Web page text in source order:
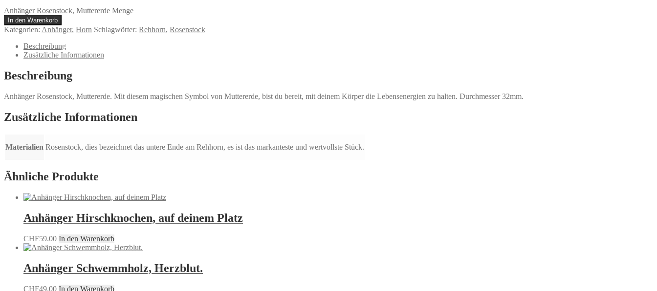
Anhänger Rosenstock, Muttererde Menge
In den Warenkorb
Kategorien: Anhänger, Horn Schlagwörter: Rehhorn, Rosenstock
Beschreibung
Zusätzliche Informationen
Beschreibung
Anhänger Rosenstock, Muttererde. Mit diesem magischen Symbol von Muttererde, bist du bereit, mit deinem Körper die Lebensenergien zu halten. Durchmesser 32mm.
Zusätzliche Informationen
Materialien Rosenstock, dies bezeichnet das untere Ende am Rehhorn, es ist das markanteste und wertvollste Stück.
Ähnliche Produkte
Anhänger Hirschknochen, auf deinem Platz
CHF59.00 In den Warenkorb
Anhänger Schwemmholz, Herzblut.
CHF49.00 In den Warenkorb